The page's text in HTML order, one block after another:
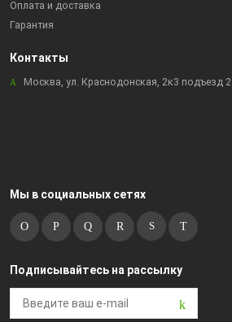
Оплата и доставка
Гарантия
Контакты
Москва, ул. Краснодонская, 2к3 подъезд 2
Мы в социальных сетях
Подписывайтесь на рассылку